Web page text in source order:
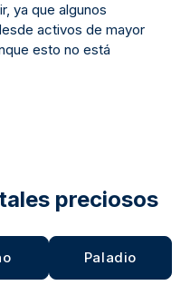
ya que algunos
activos de mayor
esto no está
preciosos
Paladio